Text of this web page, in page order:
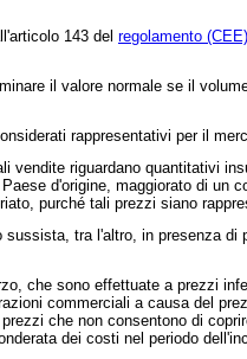
143 del regolamento
il valore normale se il
rappresentativi per il
riguardano quantitativi
d'origine, maggiorato di un
purché tali prezzi siano
tra l'altro, in presenza
sono effettuate a prezzi
commerciali a causa del
che non consentono di
dei costi nel periodo